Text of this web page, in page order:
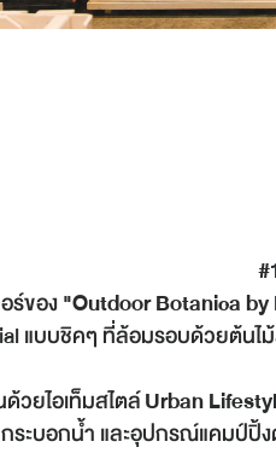
ร์ของ"Outdoor Botanica
แบบชิคๆ ที่ล้อมรอบด้วยต้นไ
วยไอเท็มสไตล์Urban
กระบอกน้ำ และอุปกรณ์แคมป์ปิ้